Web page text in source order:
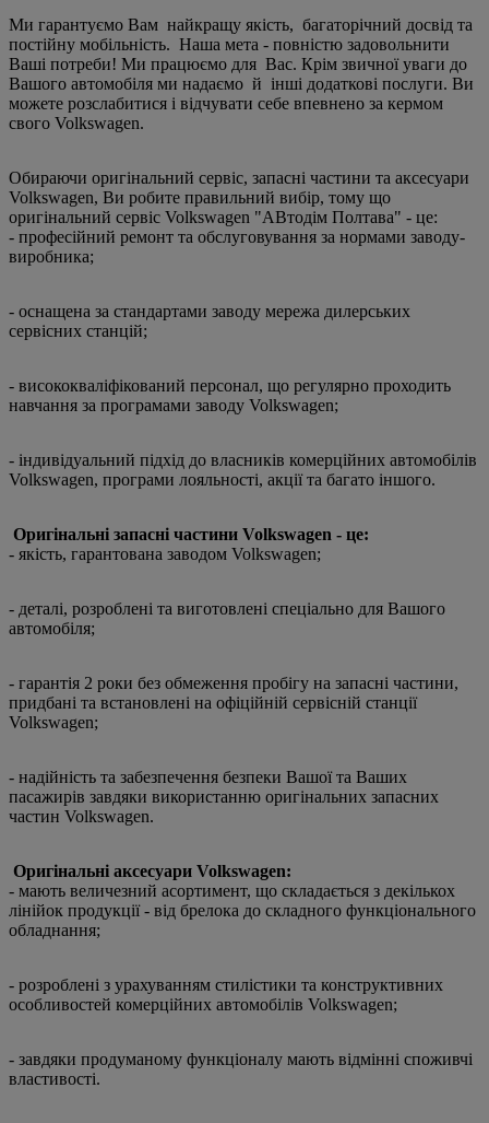
Ми гарантуємо Вам найкращу якість, багаторічний досвід та
постійну мобільність. Наша мета - повністю задовольнити
Ваші потреби! Ми працюємо для Вас. Крім звичної уваги до
Вашого автомобіля ми надаємо й інші додаткові послуги. Ви
можете розслабитися і відчувати себе впевнено за кермом
свого Volkswagen.
Обираючи оригінальний сервіс, запасні частини та аксесуари
Volkswagen, Ви робите правильний вибір, тому що
оригінальний сервіс Volkswagen "АВтодім Полтава" - це:
- професійний ремонт та обслуговування за нормами заводу-
виробника;
- оснащена за стандартами заводу мережа дилерських
сервісних станцій;
- висококваліфікований персонал, що регулярно проходить
навчання за програмами заводу Volkswagen;
- індивідуальний підхід до власників комерційних автомобілів
Volkswagen, програми лояльності, акції та багато іншого.
Оригінальні запасні частини Volkswagen - це:
- якість, гарантована заводом Volkswagen;
- деталі, розроблені та виготовлені спеціально для Вашого
автомобіля;
- гарантія 2 роки без обмеження пробігу на запасні частини,
придбані та встановлені на офіційній сервісній станції
Volkswagen;
- надійність та забезпечення безпеки Вашої та Ваших
пасажирів завдяки використанню оригінальних запасних
частин Volkswagen.
Оригінальні аксесуари Volkswagen:
- мають величезний асортимент, що складається з декількох
лінійок продукції - від брелока до складного функціонального
обладнання;
- розроблені з урахуванням стилістики та конструктивних
особливостей комерційних автомобілів Volkswagen;
- завдяки продуманому функціоналу мають відмінні споживчі
властивості.